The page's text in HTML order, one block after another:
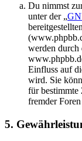
Du nimmst
unter der „
werden durch
Einfluss auf
wird. Sie
für bestimmte
fremder
5.